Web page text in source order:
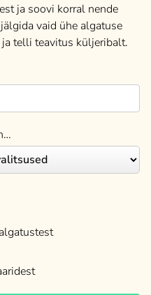
ja soovi korral nende
vaid ühe algatuse
telli teavitus küljeribalt.